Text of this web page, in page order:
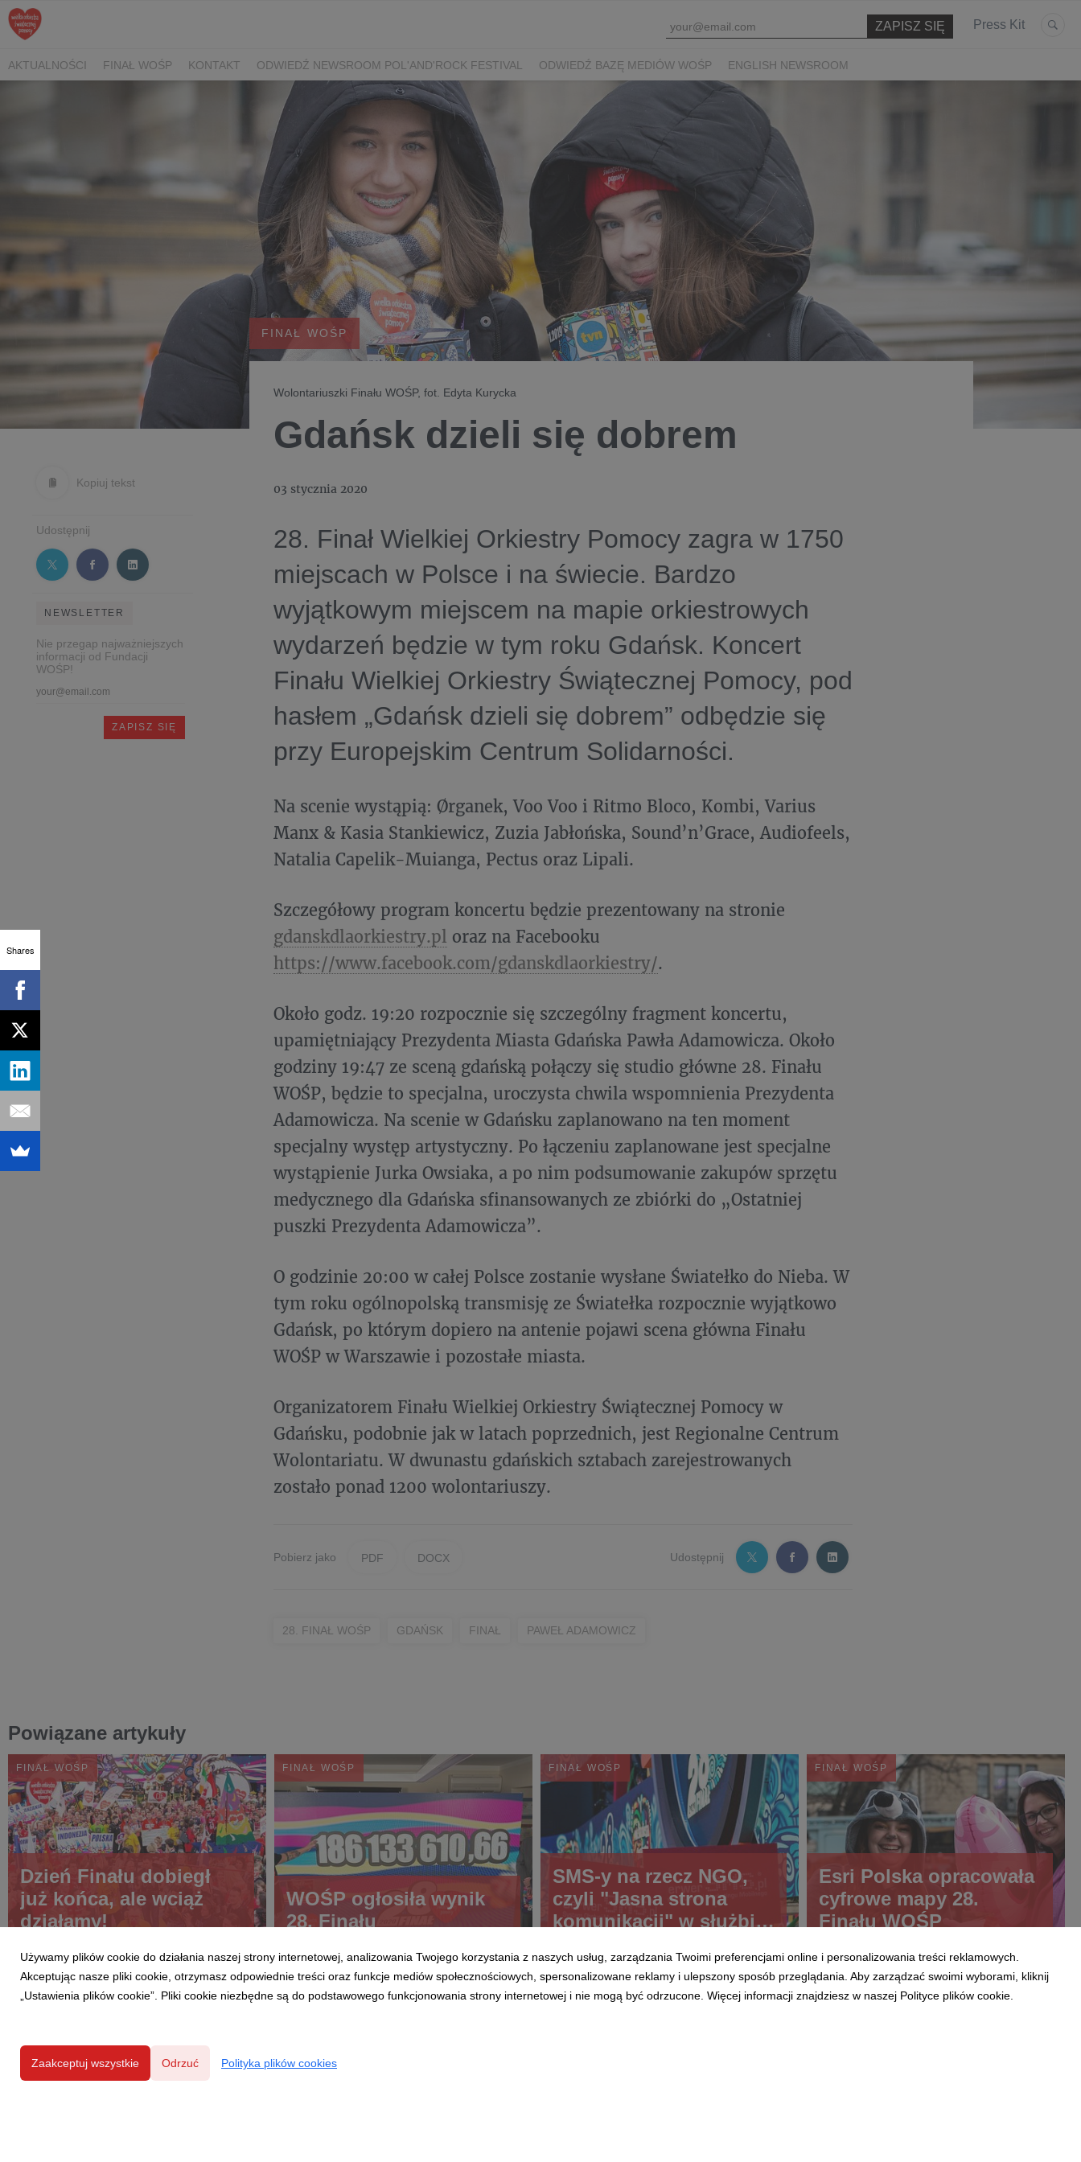
Press Kit
AKTUALNOŚCI FINAŁ WOŚP KONTAKT ODWIEDŹ NEWSROOM POL'AND'ROCK FESTIVAL ODWIEDŹ BAZĘ MEDIÓW WOŚP ENGLISH NEWSROOM
Kopiuj tekst
Udostępnij
NEWSLETTER
Nie przegap najważniejszych
informacji od Fundacji
WOŚP!
FINAŁ WOŚP
Wolontariuszki Finału WOŚP, fot. Edyta Kurycka
Gdańsk dzieli się dobrem
03 stycznia 2020
28. Finał Wielkiej Orkiestry Pomocy zagra w 1750
miejscach w Polsce i na świecie. Bardzo
wyjątkowym miejscem na mapie orkiestrowych
wydarzeń będzie w tym roku Gdańsk. Koncert
Finału Wielkiej Orkiestry Świątecznej Pomocy, pod
hasłem „Gdańsk dzieli się dobrem” odbędzie się
przy Europejskim Centrum Solidarności.
Na scenie wystąpią: Ørganek, Voo Voo i Ritmo Bloco, Kombi, Varius
Manx & Kasia Stankiewicz, Zuzia Jabłońska, Sound’n’Grace, Audiofeels,
Natalia Capelik-Muianga, Pectus oraz Lipali.
Szczegółowy program koncertu będzie prezentowany na stronie
gdanskdlaorkiestry.pl oraz na Facebooku
https://www.facebook.com/gdanskdlaorkiestry/.
Około godz. 19:20 rozpocznie się szczególny fragment koncertu,
upamiętniający Prezydenta Miasta Gdańska Pawła Adamowicza. Około
godziny 19:47 ze sceną gdańską połączy się studio główne 28. Finału
WOŚP, będzie to specjalna, uroczysta chwila wspomnienia Prezydenta
Adamowicza. Na scenie w Gdańsku zaplanowano na ten moment
specjalny występ artystyczny. Po łączeniu zaplanowane jest specjalne
wystąpienie Jurka Owsiaka, a po nim podsumowanie zakupów sprzętu
medycznego dla Gdańska sfinansowanych ze zbiórki do „Ostatniej
puszki Prezydenta Adamowicza”.
O godzinie 20:00 w całej Polsce zostanie wysłane Światełko do Nieba. W
tym roku ogólnopolską transmisję ze Światełka rozpocznie wyjątkowo
Gdańsk, po którym dopiero na antenie pojawi scena główna Finału
WOŚP w Warszawie i pozostałe miasta.
Organizatorem Finału Wielkiej Orkiestry Świątecznej Pomocy w
Gdańsku, podobnie jak w latach poprzednich, jest Regionalne Centrum
Wolontariatu. W dwunastu gdańskich sztabach zarejestrowanych
zostało ponad 1200 wolontariuszy.
Pobierz jako PDF DOCX Udostępnij
28. FINAŁ WOŚP GDAŃSK FINAŁ PAWEŁ ADAMOWICZ
Powiązane artykuły
FINAŁ WOŚP
Dzień Finału dobiegł
już końca, ale wciąż
działamy!
FINAŁ WOŚP
WOŚP ogłosiła wynik
28. Finału
FINAŁ WOŚP
SMS-y na rzecz NGO,
czyli "Jasna strona
komunikacji" w służbie
FINAŁ WOŚP
Esri Polska opracowała
cyfrowe mapy 28.
Finału WOŚP
Używamy plików cookie do działania naszej strony internetowej, analizowania Twojego korzystania z naszych usług, zarządzania Twoimi preferencjami online i personalizowania treści reklamowych.
Akceptując nasze pliki cookie, otrzymasz odpowiednie treści oraz funkcje mediów społecznościowych, spersonalizowane reklamy i ulepszony sposób przeglądania. Aby zarządzać swoimi wyborami, kliknij
„Ustawienia plików cookie”. Pliki cookie niezbędne są do podstawowego funkcjonowania strony internetowej i nie mogą być odrzucone. Więcej informacji znajdziesz w naszej Polityce plików cookie.
Zaakceptuj wszystkie Odrzuć Polityka plików cookies
Shares